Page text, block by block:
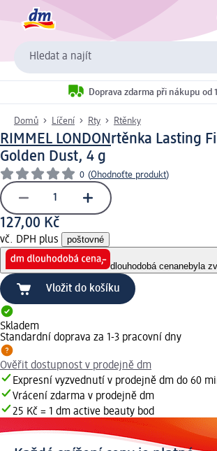
Hledat a najít
Doprava zdarma při nákupu od
Domů Líčení Rty Rtěnky
RIMMEL LONDONrtěnka Lasting
Golden Dust, 4 g
0 (Ohodnoťte produkt)
127,00 Kč
vč. DPH plus poštovné
dlouhodobá cenanebyla
Vložit do košíku
Skladem
Standardní doprava za 1-3 pracovní dny
Ověřit dostupnost v prodejně dm
Expresní vyzvednutí v prodejně dm do 60
Vrácení zdarma v prodejně dm
25 Kč = 1 dm active beauty bod